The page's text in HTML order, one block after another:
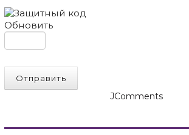
Обновить
Отправить
JComments